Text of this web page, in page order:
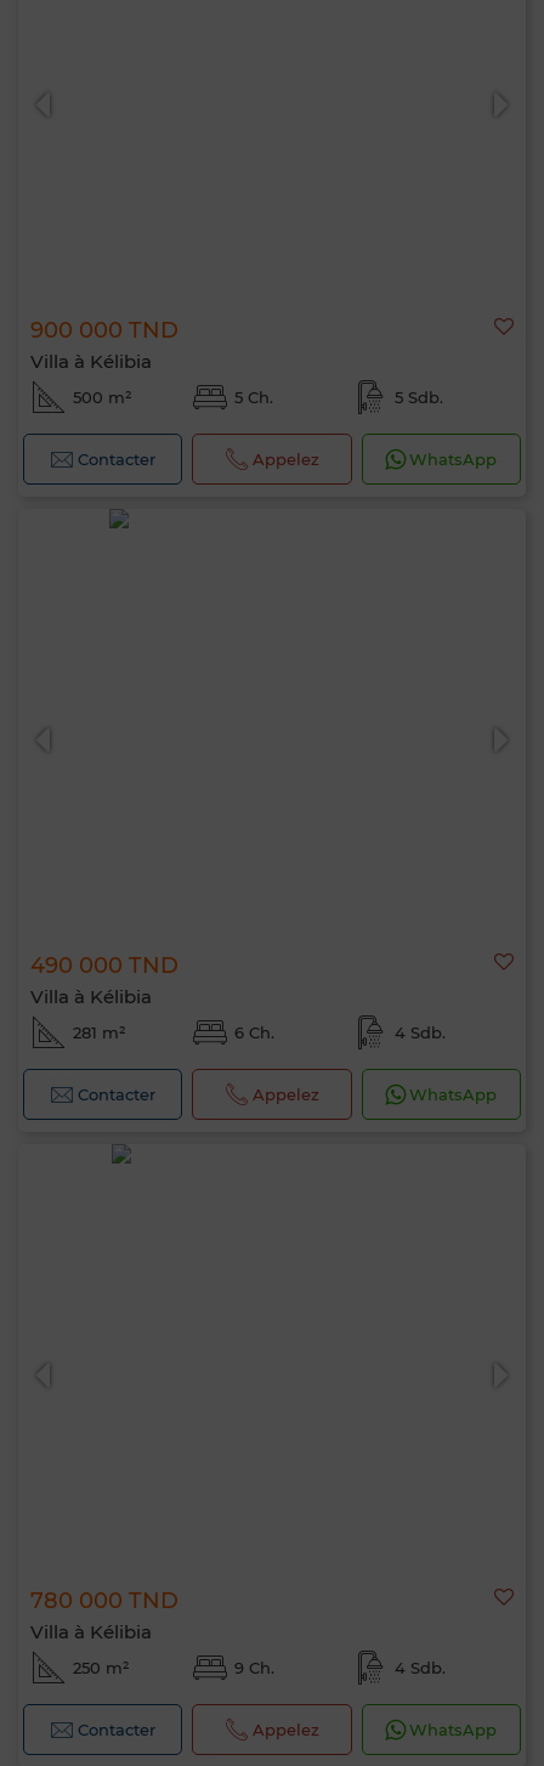
900 000 TND
Villa à Kélibia
500 m² 5 Ch. 5 Sdb.
Contacter Appelez WhatsApp
490 000 TND
Villa à Kélibia
281 m² 6 Ch. 4 Sdb.
Contacter Appelez WhatsApp
780 000 TND
Villa à Kélibia
250 m² 9 Ch. 4 Sdb.
Contacter Appelez WhatsApp